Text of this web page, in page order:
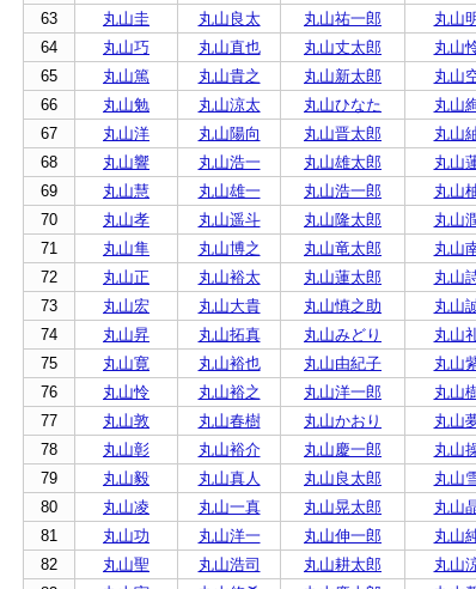
63
丸山圭 丸山良太 丸山祐一郎 丸山
64
丸山巧 丸山直也 丸山丈太郎 丸山
65
丸山篤 丸山貴之 丸山新太郎 丸山
66
丸山勉 丸山涼太 丸山ひなた 丸山
67
丸山洋 丸山陽向 丸山晋太郎 丸山
68
丸山響 丸山浩一 丸山雄太郎 丸山
69
丸山慧 丸山雄一 丸山浩一郎 丸山
70
丸山孝 丸山遥斗 丸山隆太郎 丸山
71
丸山隼 丸山博之 丸山竜太郎 丸山
72
丸山正 丸山裕太 丸山蓮太郎 丸山
73
丸山宏 丸山大貴 丸山慎之助 丸山
74
丸山昇 丸山拓真 丸山みどり 丸山
75
丸山寛 丸山裕也 丸山由紀子 丸山
76
丸山怜 丸山裕之 丸山洋一郎 丸山
77
丸山敦 丸山春樹 丸山かおり 丸山
78
丸山彰 丸山裕介 丸山慶一郎 丸山
79
丸山毅 丸山真人 丸山良太郎 丸山
80
丸山凌 丸山一真 丸山晃太郎 丸山
81
丸山功 丸山洋一 丸山伸一郎 丸山
82
丸山聖 丸山浩司 丸山耕太郎 丸山